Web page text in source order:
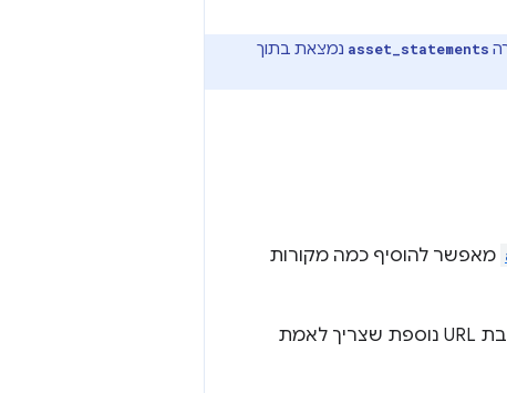
asset_statements נמצאת בתוך
מאפשר להוסיף כמה מקורות
. כל כתובת URL נוספת שצריך לאמת